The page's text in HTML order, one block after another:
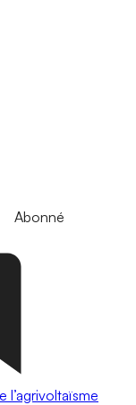
Abonné
l’agrivoltaïsme